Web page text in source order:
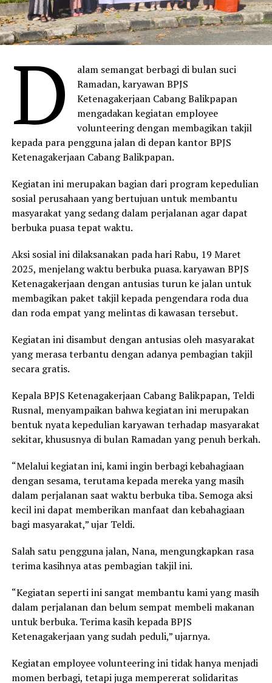
D
alam semangat berbagi di bulan suci
Ramadan, karyawan BPJS
Ketenagakerjaan Cabang Balikpapan
mengadakan kegiatan employee
volunteering dengan membagikan takjil
kepada para pengguna jalan di depan kantor BPJS
Ketenagakerjaan Cabang Balikpapan.
Kegiatan ini merupakan bagian dari program kepedulian
sosial perusahaan yang bertujuan untuk membantu
masyarakat yang sedang dalam perjalanan agar dapat
berbuka puasa tepat waktu.
Aksi sosial ini dilaksanakan pada hari Rabu, 19 Maret
2025, menjelang waktu berbuka puasa. karyawan BPJS
Ketenagakerjaan dengan antusias turun ke jalan untuk
membagikan paket takjil kepada pengendara roda dua
dan roda empat yang melintas di kawasan tersebut.
Kegiatan ini disambut dengan antusias oleh masyarakat
yang merasa terbantu dengan adanya pembagian takjil
secara gratis.
Kepala BPJS Ketenagakerjaan Cabang Balikpapan, Teldi
Rusnal, menyampaikan bahwa kegiatan ini merupakan
bentuk nyata kepedulian karyawan terhadap masyarakat
sekitar, khususnya di bulan Ramadan yang penuh berkah.
“Melalui kegiatan ini, kami ingin berbagi kebahagiaan
dengan sesama, terutama kepada mereka yang masih
dalam perjalanan saat waktu berbuka tiba. Semoga aksi
kecil ini dapat memberikan manfaat dan kebahagiaan
bagi masyarakat,” ujar Teldi.
Salah satu pengguna jalan, Nana, mengungkapkan rasa
terima kasihnya atas pembagian takjil ini.
“Kegiatan seperti ini sangat membantu kami yang masih
dalam perjalanan dan belum sempat membeli makanan
untuk berbuka. Terima kasih kepada BPJS
Ketenagakerjaan yang sudah peduli,” ujarnya.
Kegiatan employee volunteering ini tidak hanya menjadi
momen berbagi, tetapi juga mempererat solidaritas